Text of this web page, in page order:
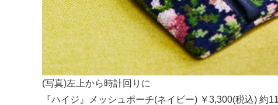
(写真)左上から時計回りに
『ハイジ』メッシュポーチ(ネイビー) ￥3,300(税込) 約